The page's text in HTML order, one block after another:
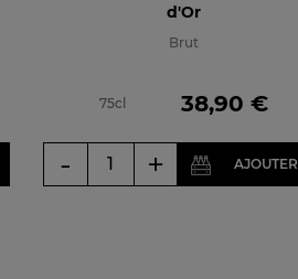
d'Or
Brut
75cl Prix
38,90 €
- + AJOUTER